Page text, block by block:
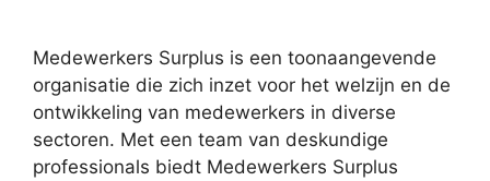
Medewerkers Surplus is een toonaangevende
organisatie die zich inzet voor het welzijn en de
ontwikkeling van medewerkers in diverse
sectoren. Met een team van deskundige
professionals biedt Medewerkers Surplus